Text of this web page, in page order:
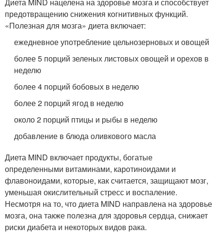
предотвращению снижения когнитивных функций.
«Полезная для мозга» диета включает:
ежедневное употребление цельнозерновых и овощей
более 5 порций зеленых листовых овощей и орехов в
неделю
более 4 порций бобовых в неделю
более 2 порций ягод в неделю
около 2 порций птицы и рыбы в неделю
добавление в блюда оливкового масла
Диета MIND включает продукты, богатые
определенными витаминами, каротиноидами и
флавоноидами, которые, как считается, защищают мозг,
уменьшая окислительный стресс и воспаление.
Несмотря на то, что диета MIND направлена на здоровье
мозга, она также полезна для здоровья сердца, снижает
риски диабета и некоторых видов рака.